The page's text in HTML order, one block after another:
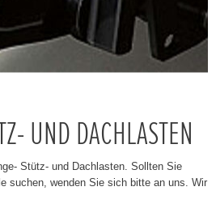
UND DACHLASTEN
Stütz- und Dachlasten. Sollten Sie
suchen, wenden Sie sich bitte an uns. Wir